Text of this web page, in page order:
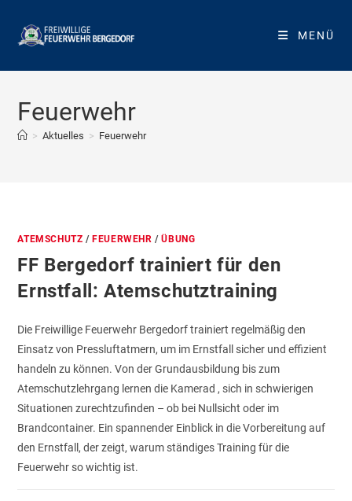
Inhalt
springen
MENÜ
Feuerwehr
> Aktuelles > Feuerwehr
ATEMSCHUTZ / FEUERWEHR /ÜBUNG
FF Bergedorf trainiert für den
Ernstfall: Atemschutztraining
Die Freiwillige Feuerwehr Bergedorf trainiert regelmäßig den
Einsatz von Pressluftatmern, um im Ernstfall sicher und effizient
handeln zu können. Von der Grundausbildung bis zum
Atemschutzlehrgang lernen die Kamerad , sich in schwierigen
Situationen zurechtzufinden – ob bei Nullsicht oder im
Brandcontainer. Ein spannender Einblick in die Vorbereitung auf
den Ernstfall, der zeigt, warum ständiges Training für die
Feuerwehr so wichtig ist.